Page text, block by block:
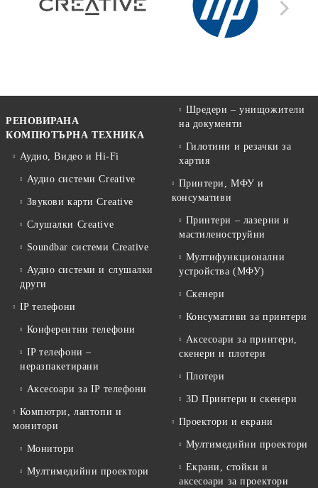
РЕНОВИРАНА
КОМПЮТЪРНА ТЕХНИКА
Аудио, Видео и Hi-Fi
Аудио системи Creative
Звукови карти Creative
Слушалки Creative
Soundbar системи Creative
Аудио системи и слушалки
други
IP телефони
Конферентни телефони
IP телефони –
неразпакетирани
Аксесоари за IP телефони
Компютри, лаптопи и
монитори
Монитори
Мултимедийни проектори
Шредери – унищожители
на документи
Гилотини и резачки за
хартия
Принтери, МФУ и
консумативи
Принтери – лазерни и
мастиленоструйни
Мултифункционални
устройства (МФУ)
Скенери
Консумативи за принтери
Аксесоари за принтери,
скенери и плотери
Плотери
3D Принтери и скенери
Проектори и екрани
Мултимедийни проектори
Екрани, стойки и
аксесоари за проектори